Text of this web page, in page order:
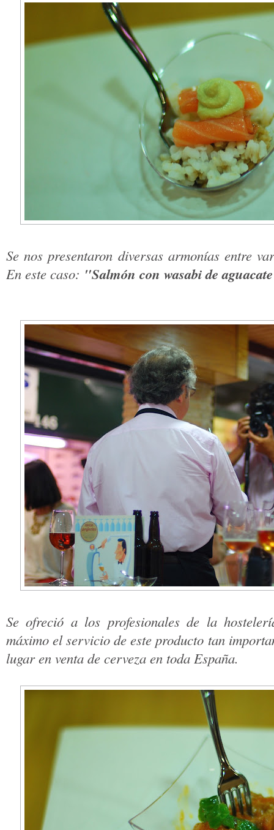
Se nos presentaron diversas armonías entre
En este caso: "Salmón con wasabi de
Se ofreció a los profesionales de la
máximo el servicio de este producto tan
lugar en venta de cerveza en toda España.